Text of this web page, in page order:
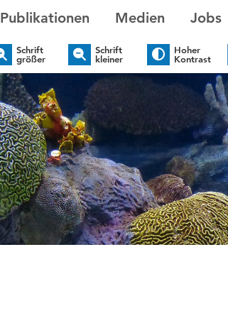
Publikationen Medien Jobs
Schrift
größer
Schrift
kleiner
Hoher
Kontrast